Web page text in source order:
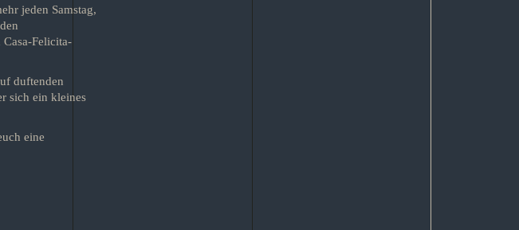
jeden Samstag,
Felicita-
duftenden
sich ein kleines
eine